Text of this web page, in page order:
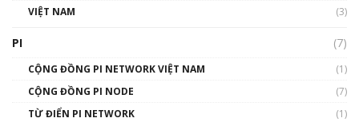
Talkshow 14: MemeCoin – Trò đùa tỷ đô
01:29:26
VIỆT NAM
(3)
PI (7)
CỘNG ĐỒNG PI NETWORK VIỆT NAM
(1)
CỘNG ĐỒNG PI NODE
(7)
TỪ ĐIỂN PI NETWORK
(1)